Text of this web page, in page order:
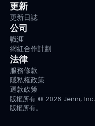
更新
更新日誌
公司
職涯
網紅合作計劃
法律
服務條款
隱私權政策
退款政策
版權所有 © 2026 Jenni, Inc.
版權所有。